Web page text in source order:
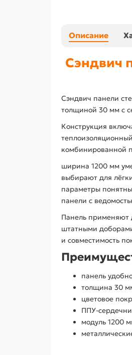
Описание
Сэндвич
Сэндвич панели
толщиной 30 мм с
Конструкция
комбинированной
ширина 1200 мм
выбирают для
параметры
панели с
Панель применяют
штатными
и совместимость
панель
толщина 30
цветовое
ППУ-
модуль 1200